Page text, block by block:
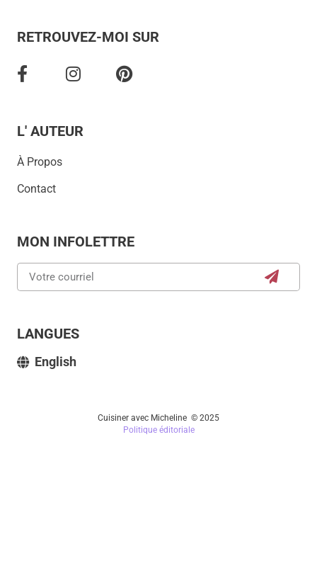
RETROUVEZ-MOI SUR
L' AUTEUR
À Propos
Contact
MON INFOLETTRE
LANGUES
English
Cuisiner avec Micheline © 2025
Politique éditoriale